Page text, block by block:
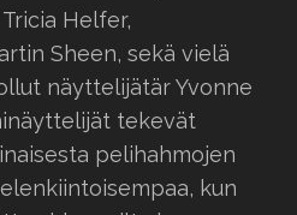
Helfer,
Sheen, sekä vielä
näyttelijätär Yvonne
tekevät
pelihahmojen
kun